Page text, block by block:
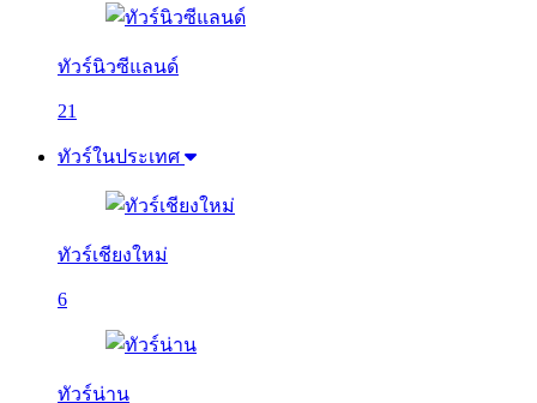
ทัวร์นิวซีแลนด์
21
ทัวร์ในประเทศ
ทัวร์เชียงใหม่
6
ทัวร์น่าน